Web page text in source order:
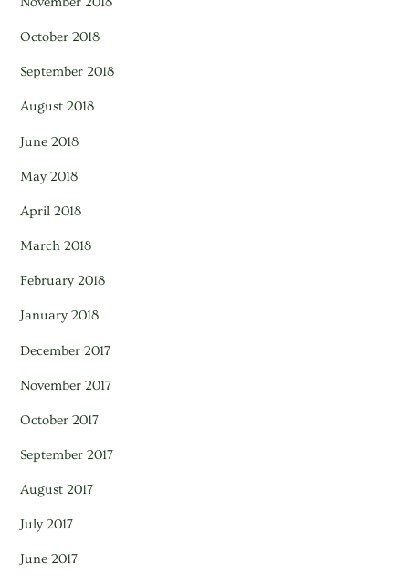
October 2018
September 2018
August 2018
June 2018
May 2018
April 2018
March 2018
February 2018
January 2018
December 2017
November 2017
October 2017
September 2017
August 2017
July 2017
June 2017